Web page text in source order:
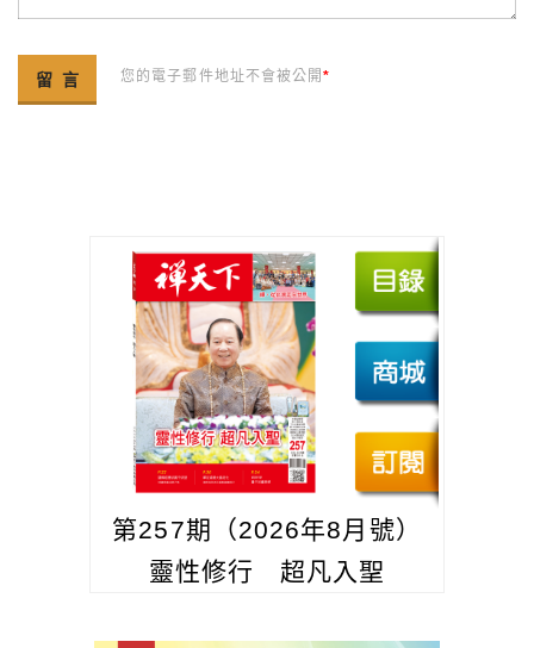
您的電子郵件地址不會被公開*
第257期（2026年8月號）
靈性修行 超凡入聖